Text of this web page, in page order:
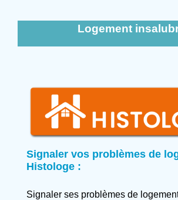
Logement
Signaler vos problèmes de
Histologe :
Signaler ses problèmes de